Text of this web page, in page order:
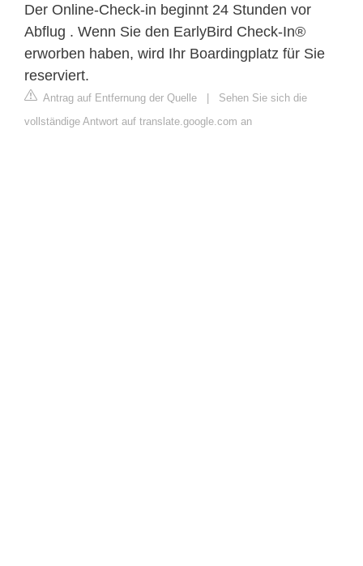
Der Online-Check-in beginnt 24 Stunden vor
Abflug . Wenn Sie den EarlyBird Check-In®
erworben haben, wird Ihr Boardingplatz für Sie
reserviert.
Antrag auf Entfernung der Quelle | Sehen Sie sich die
vollständige Antwort auf translate.google.com an